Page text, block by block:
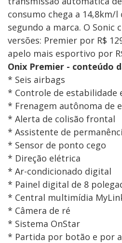
consumo chega a 14,8km/l
segundo a marca. O Sonic
versões: Premier por R$
apelo mais esportivo por
Onix Premier - conteúdo
* Seis airbags
* Controle de estabilidade
* Frenagem autônoma de
* Alerta de colisão frontal
* Assistente de
* Sensor de ponto cego
* Direção elétrica
* Ar-condicionado digital
* Painel digital de 8
* Central multimídia
* Câmera de ré
* Sistema OnStar
* Partida por botão e por